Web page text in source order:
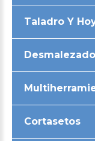
Taladro Y
Cortasetos